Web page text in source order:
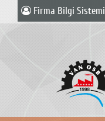
Firma Bilgi Sistemi